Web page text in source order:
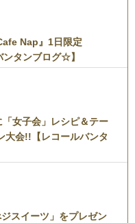
Nap』1日限定
タンブログ☆】
「女子会」レシピ＆テー
大会!!【レコールバンタ
スイーツ」をプレゼン